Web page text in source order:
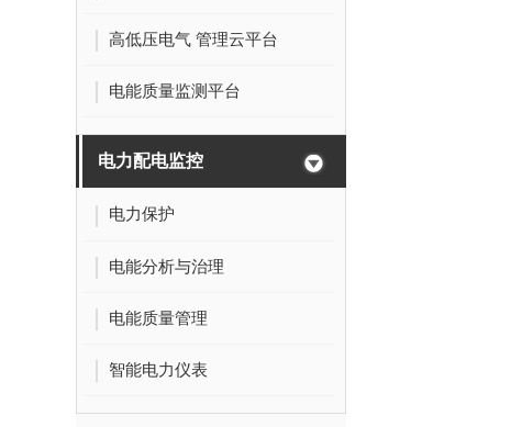
高低压电气 管理云平台
电能质量监测平台
电力配电监控
电力保护
电能分析与治理
电能质量管理
智能电力仪表